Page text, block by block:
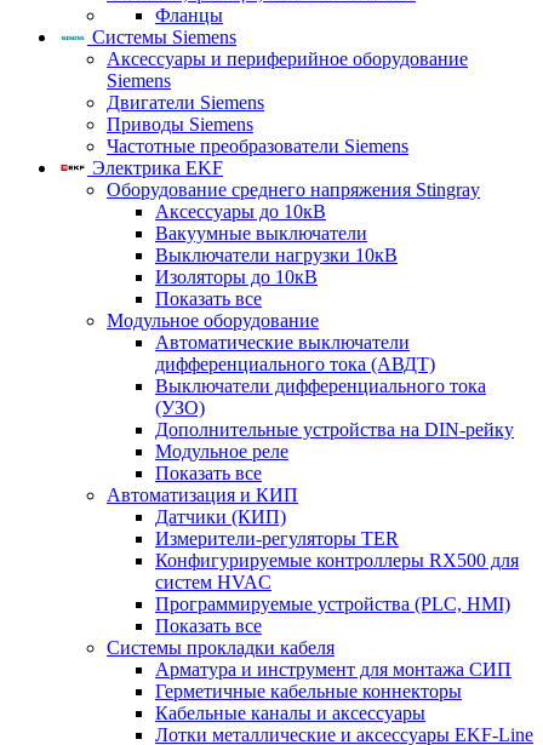
Фланцы
Системы Siemens
Аксессуары и периферийное оборудование
Siemens
Двигатели Siemens
Приводы Siemens
Частотные преобразователи Siemens
Электрика EKF
Оборудование среднего напряжения Stingray
Аксессуары до 10кВ
Вакуумные выключатели
Выключатели нагрузки 10кВ
Изоляторы до 10кВ
Показать все
Модульное оборудование
Автоматические выключатели
дифференциального тока (АВДТ)
Выключатели дифференциального тока
(УЗО)
Дополнительные устройства на DIN-рейку
Модульное реле
Показать все
Автоматизация и КИП
Датчики (КИП)
Измерители-регуляторы TER
Конфигурируемые контроллеры RX500 для
систем HVAC
Программируемые устройства (PLC, HMI)
Показать все
Системы прокладки кабеля
Арматура и инструмент для монтажа СИП
Герметичные кабельные коннекторы
Кабельные каналы и аксессуары
Лотки металлические и аксессуары EKF-Line